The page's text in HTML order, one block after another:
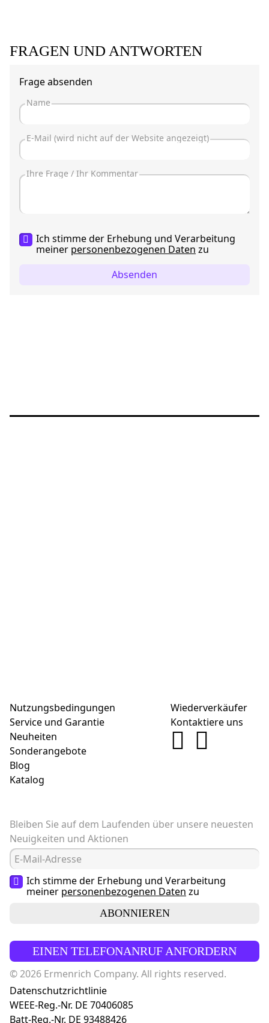
FRAGEN UND ANTWORTEN
Frage absenden
Ich stimme der Erhebung und Verarbeitung
meiner personenbezogenen Daten zu
Absenden
Nutzungsbedingungen
Service und Garantie
Neuheiten
Sonderangebote
Blog
Katalog
Wiederverkäufer
Kontaktiere uns
Bleiben Sie auf dem Laufenden über unsere neuesten
Neuigkeiten und Aktionen
Ich stimme der Erhebung und Verarbeitung
meiner personenbezogenen Daten zu
ABONNIEREN
EINEN TELEFONANRUF ANFORDERN
© 2026 Ermenrich Company. All rights reserved.
Datenschutzrichtlinie
WEEE-Reg.-Nr. DE 70406085
Batt-Reg.-Nr. DE 93488426